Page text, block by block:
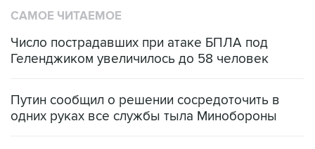
САМОЕ ЧИТАЕМОЕ
Число пострадавших при атаке БПЛА под
Геленджиком увеличилось до 58 человек
Путин сообщил о решении сосредоточить в
одних руках все службы тыла Минобороны